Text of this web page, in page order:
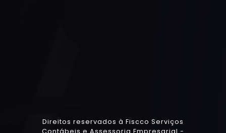
Direitos reservados à Fiscco Serviços